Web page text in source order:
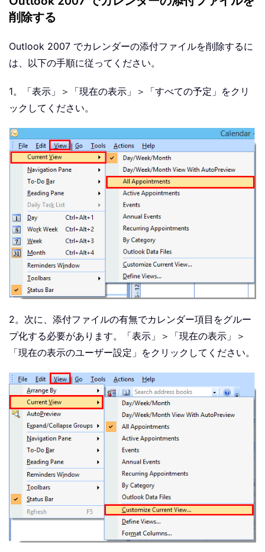
削除する
Outlook 2007 でカレンダーの添付ファイルを削除するに
は、以下の手順に従ってください。
1。「表示」＞「現在の表示」＞「すべての予定」をクリ
ックしてください。
2。次に、添付ファイルの有無でカレンダー項目をグルー
プ化する必要があります。「表示」＞「現在の表示」＞
「現在の表示のユーザー設定」をクリックしてください。